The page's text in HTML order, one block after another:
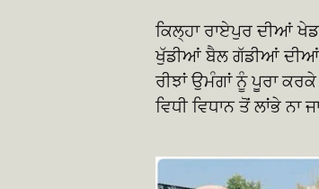
ਕਿਲ੍ਹਾ ਰਾਏਪੁਰ ਦੀਆਂ
ਖੁੱਡੀਆਂ ਬੈਲ ਗੱਡੀਆਂ ਦੀਆਂ
ਰੀਝਾਂ ਉਮੰਗਾਂ ਨੂੰ ਪੂਰਾ
ਵਿਧੀ ਵਿਧਾਨ ਤੋਂ ਲਾਂਭੇ ਨਾ